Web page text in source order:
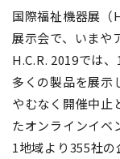
国際福祉機器展（
展示会で、いまや
H.C.R. 2019では
多くの製品を展示
やむなく開催中止
たオンラインイベ
1地域より355社